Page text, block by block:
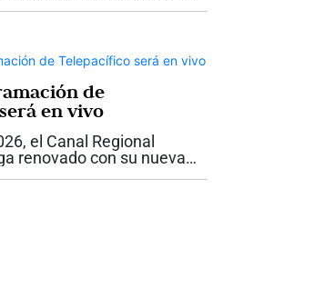
de
en vivo
el Canal Regional
renovado con su nueva
con espacios más